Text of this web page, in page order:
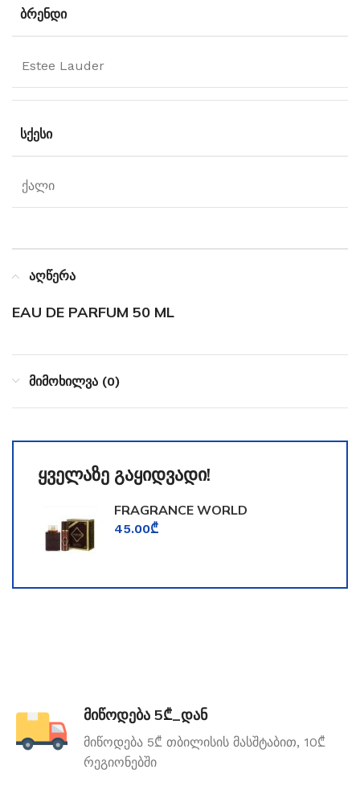
ᲑᲠᲔᲜᲓᲘ
Estee Lauder
ᲡᲥᲔᲡᲘ
ქალი
აღწერა
EAU DE PARFUM 50 ML
მიმოხილვა (0)
ყველაზე გაყიდვადი!
FRAGRANCE WORLD
TOOMFORD
45.00₾
მიწოდება 5₾_დან
მიწოდება 5₾ თბილისის მასშტაბით, 10₾
რეგიონებში